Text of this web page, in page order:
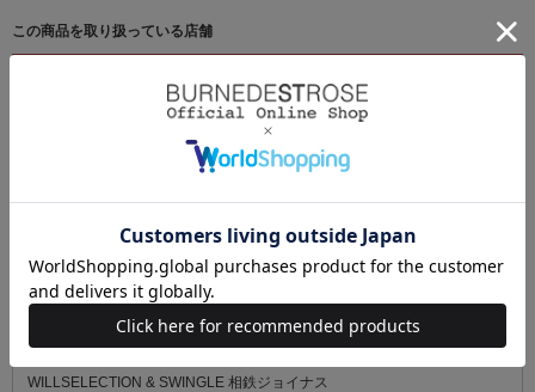
この商品を取り扱っている店舗
WILLSELECTION ルミネエスト新宿
WILLSELECTION ルミネ有楽町1
電話番号：03-3215-5522
WILLSELECTION & SWINGLE 相鉄ジョイナス